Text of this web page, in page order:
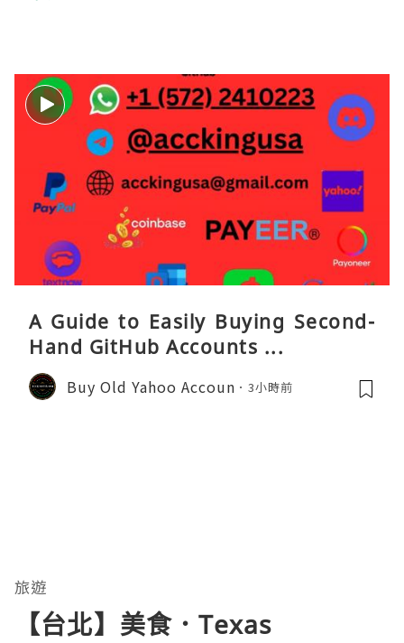
A Guide to Easily Buying Second-
Hand GitHub Accounts ...
Buy Old Yahoo Accoun 3小時前
旅遊
【台北】美食．Texas